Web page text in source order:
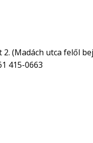
(Madách utca felől
415-0663